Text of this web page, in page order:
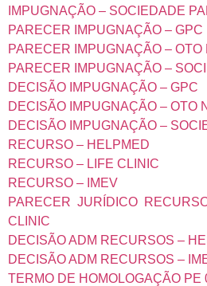
IMPUGNAÇÃO – SOCIEDADE
PARECER IMPUGNAÇÃO – GPC
PARECER IMPUGNAÇÃO – OTO
PARECER IMPUGNAÇÃO –
DECISÃO IMPUGNAÇÃO – GPC
DECISÃO IMPUGNAÇÃO – OTO
DECISÃO IMPUGNAÇÃO –
RECURSO – HELPMED
RECURSO – LIFE CLINIC
RECURSO – IMEV
PARECER JURÍDICO
CLINIC
DECISÃO ADM RECURSOS –
DECISÃO ADM RECURSOS –
TERMO DE HOMOLOGAÇÃO PE